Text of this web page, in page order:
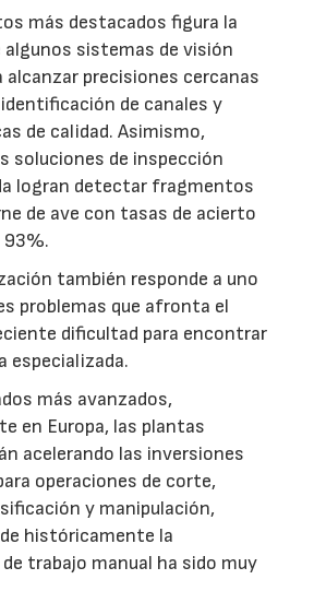
más destacados figura la
algunos sistemas de visión
alcanzar precisiones cercanas
de canales y
de calidad. Asimismo,
soluciones de inspección
logran detectar fragmentos
de ave con tasas de acierto
93%.
también responde a uno
problemas que afronta el
dificultad para encontrar
especializada.
más avanzados,
en Europa, las plantas
acelerando las inversiones
operaciones de corte,
y manipulación,
históricamente la
trabajo manual ha sido muy